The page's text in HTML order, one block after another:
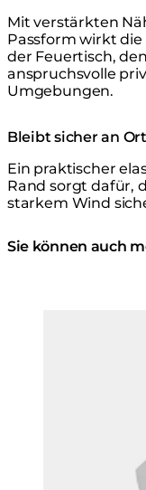
Mit verstärkten
Passform wirkt
der Feuertisch,
anspruchsvolle
Umgebungen.
Bleibt sicher an
Ein praktischer
Rand sorgt dafür,
starkem Wind
Sie können auch